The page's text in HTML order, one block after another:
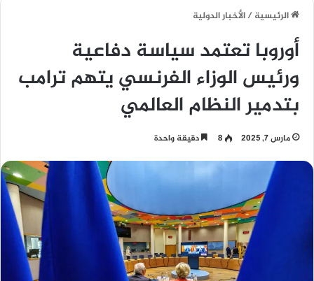
الرئيسية/الأخبار الدولية
أوروبا تعتمد سياسة دفاعية
ورئيس الوزاء الفرنسي يتهم ترامب
بتدمير النظام العالمي
مارس 7, 2025 8 دقيقة واحدة